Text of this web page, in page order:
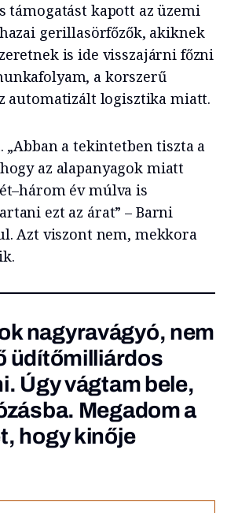
támogatást kapott az üzemi
gerillasörfőzők, akiknek
is ide visszajárni főzni
a korszerű
automatizált logisztika miatt.
„Abban a tekintetben tiszta a
az alapanyagok miatt
év múlva is
ezt az árat” – Barni
Azt viszont nem, mekkora
nagyravágyó, nem
üdítőmilliárdos
Úgy vágtam bele,
Megadom a
hogy kinője